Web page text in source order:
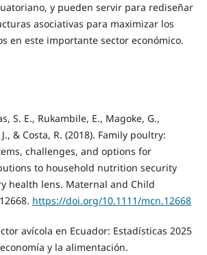
y pueden servir para rediseñar
asociativas para maximizar los
en este importante sector económico.
S. E., Rukambile, E., Magoke, G.,
& Costa, R. (2018). Family poultry:
challenges, and options for
to household nutrition security
health lens. Maternal and Child
https://doi.org/10.1111/mcn.12668
avícola en Ecuador: Estadísticas 2025
y la alimentación.